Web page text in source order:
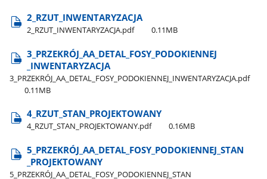
2​_RZUT​_INWENTARYZACJA
2​_RZUT​_INWENTARYZACJA.pdf 0.11MB
3​_PRZEKRÓJ​_AA​_DETAL​_FOSY​_PODOKIENNEJ​
_INWENTARYZACJA
3​_PRZEKRÓJ​_AA​_DETAL​_FOSY​_PODOKIENNEJ​_INWENTARYZACJA.pdf
0.11MB
4​_RZUT​_STAN​_PROJEKTOWANY
4​_RZUT​_STAN​_PROJEKTOWANY.pdf 0.16MB
5​_PRZEKRÓJ​_AA​_DETAL​_FOSY​_PODOKIENNEJ​_STAN​
_PROJEKTOWANY
5​_PRZEKRÓJ​_AA​_DETAL​_FOSY​_PODOKIENNEJ​_STAN​